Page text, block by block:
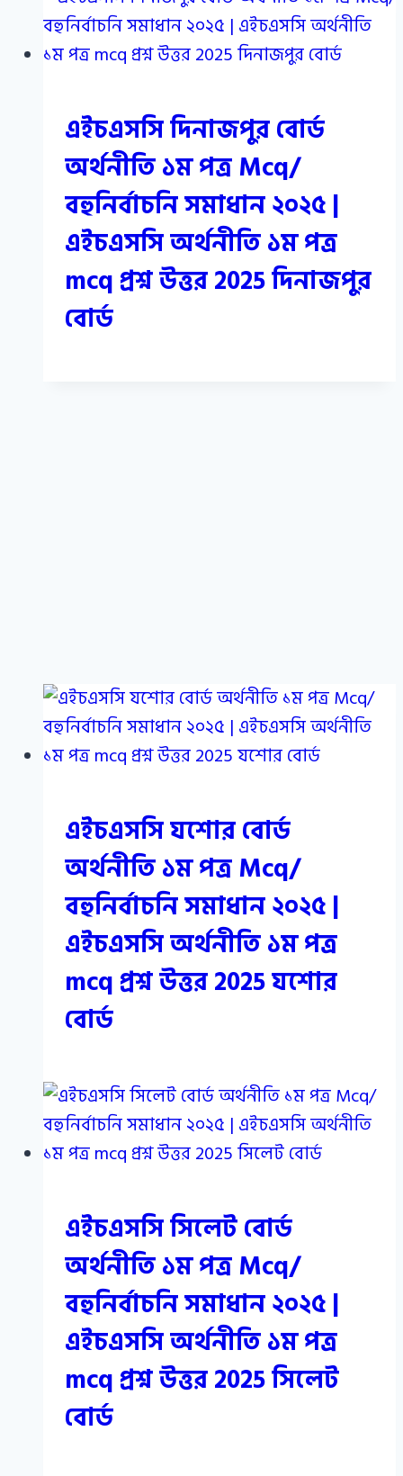
এইচএসসি দিনাজপুর বোর্ড
অর্থনীতি ১ম পত্র Mcq/
বহুনির্বাচনি সমাধান ২০২৫ |
এইচএসসি অর্থনীতি ১ম পত্র
mcq প্রশ্ন উত্তর 2025 দিনাজপুর
বোর্ড
এইচএসসি যশোর বোর্ড
অর্থনীতি ১ম পত্র Mcq/
বহুনির্বাচনি সমাধান ২০২৫ |
এইচএসসি অর্থনীতি ১ম পত্র
mcq প্রশ্ন উত্তর 2025 যশোর
বোর্ড
এইচএসসি সিলেট বোর্ড
অর্থনীতি ১ম পত্র Mcq/
বহুনির্বাচনি সমাধান ২০২৫ |
এইচএসসি অর্থনীতি ১ম পত্র
mcq প্রশ্ন উত্তর 2025 সিলেট
বোর্ড